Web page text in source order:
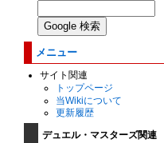
メニュー
サイト関連
トップページ
当Wikiについて
更新履歴
デュエル・マスターズ関連